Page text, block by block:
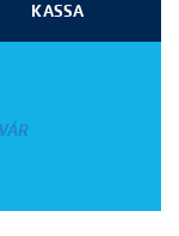
KASSA